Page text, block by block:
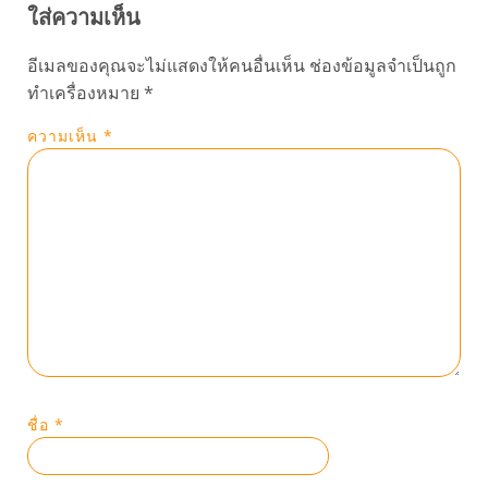
ใส่ความเห็น
อีเมลของคุณจะไม่แสดงให้คนอื่นเห็น ช่องข้อมูลจำเป็นถูก
ทำเครื่องหมาย *
ความเห็น *
ชื่อ *